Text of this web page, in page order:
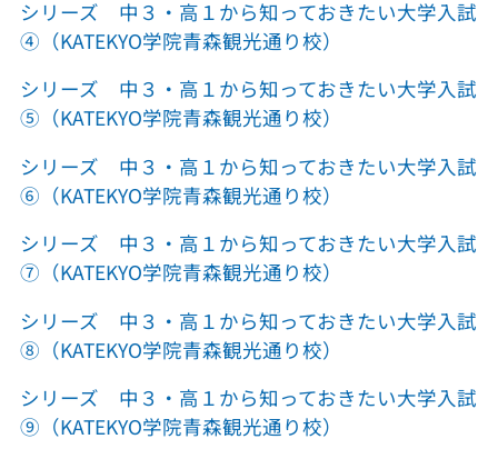
シリーズ 中３・高１から知っておきたい大学入試
④（KATEKYO学院青森観光通り校）
シリーズ 中３・高１から知っておきたい大学入試
⑤（KATEKYO学院青森観光通り校）
シリーズ 中３・高１から知っておきたい大学入試
⑥（KATEKYO学院青森観光通り校）
シリーズ 中３・高１から知っておきたい大学入試
⑦（KATEKYO学院青森観光通り校）
シリーズ 中３・高１から知っておきたい大学入試
⑧（KATEKYO学院青森観光通り校）
シリーズ 中３・高１から知っておきたい大学入試
⑨（KATEKYO学院青森観光通り校）